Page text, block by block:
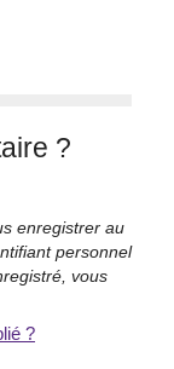
?
enregistrer au
personnel
vous
?